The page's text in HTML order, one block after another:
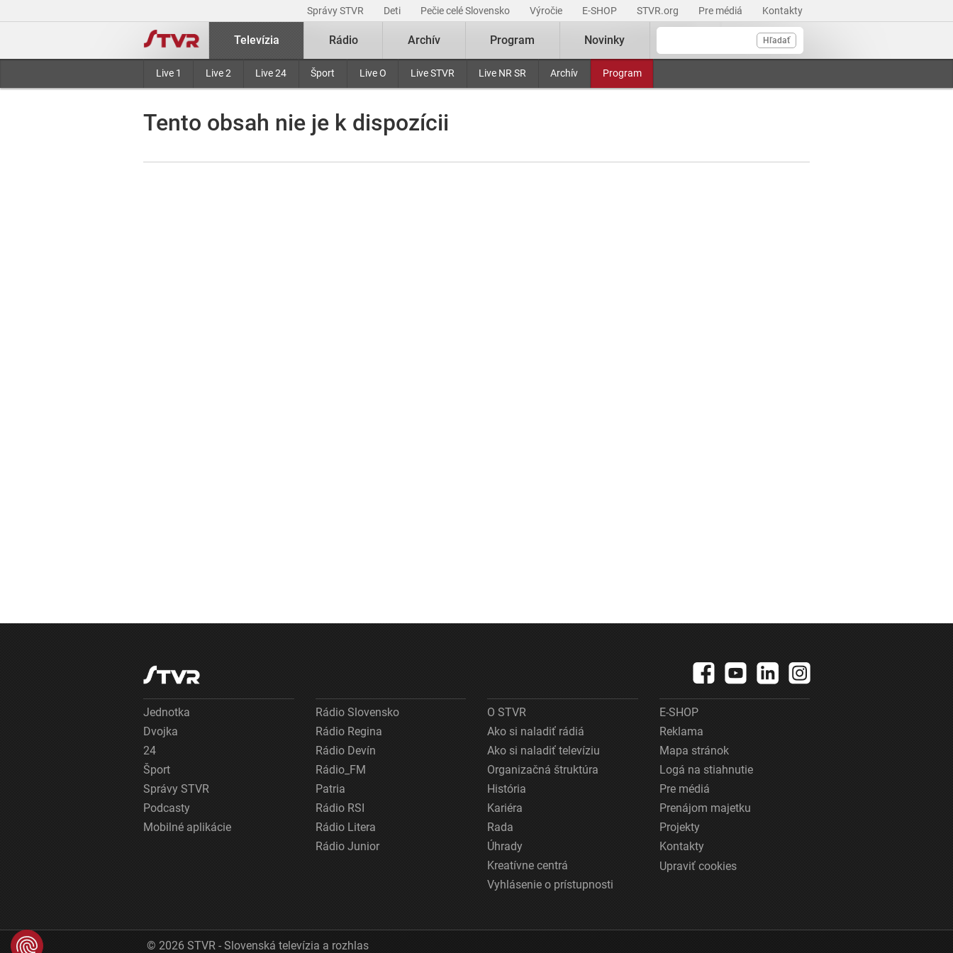
Správy STVR Deti Pečie celé Slovensko Výročie E-SHOP STVR.org Pre médiá Kontakty
Hľadať
Televízia
Live 1 Live 2 Live 24 Šport Live O Live STVR Live NR SR Archív Program
Rádio Archív Program Novinky
Tento obsah nie je k dispozícii
Jednotka
Dvojka
24
Šport
Správy STVR
Podcasty
Mobilné aplikácie
Rádio Slovensko
Rádio Regina
Rádio Devín
Rádio_FM
Patria
Rádio RSI
Rádio Litera
Rádio Junior
O STVR
Ako si naladiť rádiá
Ako si naladiť televíziu
Organizačná štruktúra
História
Kariéra
Rada
Úhrady
Kreatívne centrá
Vyhlásenie o prístupnosti
E-SHOP
Reklama
Mapa stránok
Logá na stiahnutie
Pre médiá
Prenájom majetku
Projekty
Kontakty
Upraviť cookies
© 2026 STVR - Slovenská televízia a rozhlas